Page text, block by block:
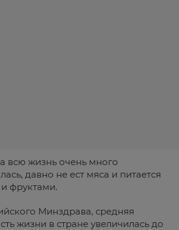
всю жизнь очень много
давно не ест мяса и питается
фруктами.
Минздрава, средняя
жизни в стране увеличилась до